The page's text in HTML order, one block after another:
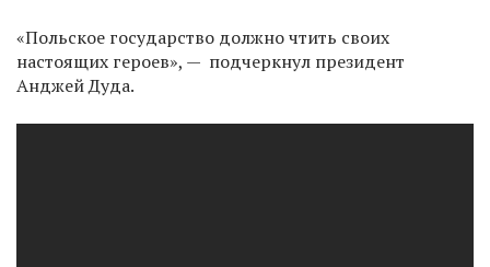
«Польское государство должно чтить своих
настоящих героев», — подчеркнул президент
Анджей Дуда.